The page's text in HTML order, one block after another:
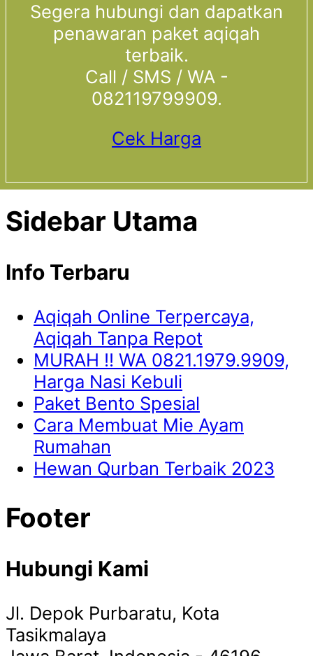
Segera hubungi dan dapatkan
penawaran paket aqiqah
terbaik.
Call / SMS / WA -
082119799909.
Cek Harga
Sidebar Utama
Info Terbaru
Aqiqah Online Terpercaya,
Aqiqah Tanpa Repot
MURAH !! WA 0821.1979.9909,
Harga Nasi Kebuli
Paket Bento Spesial
Cara Membuat Mie Ayam
Rumahan
Hewan Qurban Terbaik 2023
Footer
Hubungi Kami
Jl. Depok Purbaratu, Kota
Tasikmalaya